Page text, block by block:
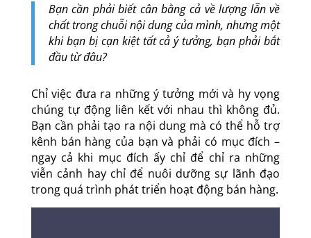
Bạn cần phải biết cân bằng cả về lượng lẫn về
chất trong chuỗi nội dung của mình, nhưng một
khi bạn bị cạn kiệt tất cả ý tưởng, bạn phải bắt
đầu từ đâu?
Chỉ việc đưa ra những ý tưởng mới và hy vọng
chúng tự động liên kết với nhau thì không đủ.
Bạn cần phải tạo ra nội dung mà có thể hỗ trợ
kênh bán hàng của bạn và phải có mục đích –
ngay cả khi mục đích ấy chỉ để chỉ ra những
viễn cảnh hay chỉ để nuôi dưỡng sự lãnh đạo
trong quá trình phát triển hoạt động bán hàng.